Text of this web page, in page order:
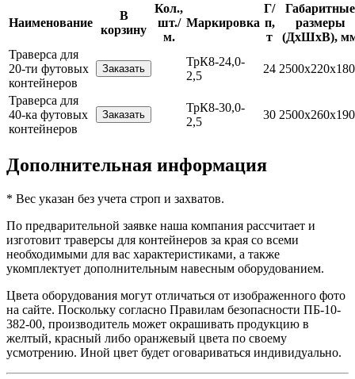
Наименование
В
корзину
Кол.,
шт./
м.
Маркировка
Г/
п,
т
Габаритные
размеры
(ДхШхВ),
Траверса для
20-ти футовых
контейнеров
ТрК8-24,0-
2,5
24
Траверса для
40-ка футовых
контейнеров
ТрК8-30,0-
2,5
30
Дополнительная информация
* Вес указан без учета строп и захватов.
По предварительной заявке наша компания рассчитает и
изготовит траверсы для контейнеров за края со всеми
необходимыми для вас характеристиками, а также
укомплектует дополнительным навесным оборудованием.
Цвета оборудования могут отличаться от изображенного фото
на сайте. Поскольку согласно Правилам безопасности ПБ-10-
382-00, производитель может окрашивать продукцию в
желтый, красный либо оранжевый цвета по своему
усмотрению. Иной цвет будет оговариваться индивидуально.